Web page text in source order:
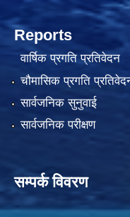
Reports
वार्षिक प्रगति प्रतिवेदन
चौमासिक प्रगति
सार्वजनिक सुनुवाई
सार्वजनिक परीक्षण
सम्पर्क विवरण